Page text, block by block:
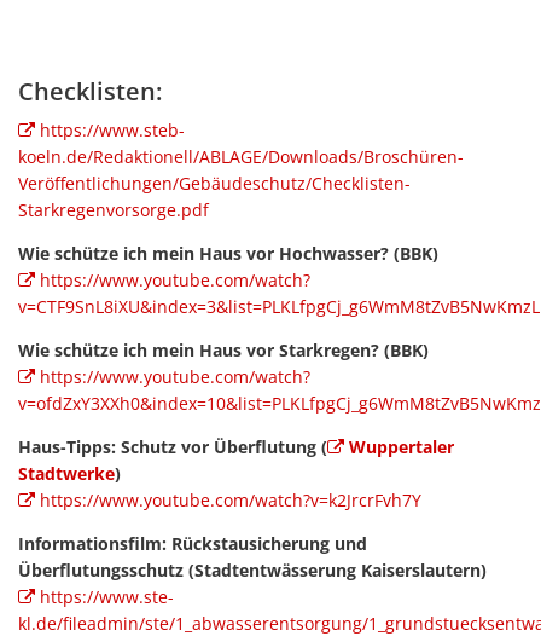
Checklisten:
https://www.steb-
koeln.de/Redaktionell/ABLAGE/Downloads/Broschüren-
Veröffentlichungen/Gebäudeschutz/Checklisten-
Starkregenvorsorge.pdf
Wie schütze ich mein Haus vor Hochwasser? (BBK)
https://www.youtube.com/watch?
Wie schütze ich mein Haus vor Starkregen? (BBK)
https://www.youtube.com/watch?
Haus-Tipps: Schutz vor Überflutung (
Wuppertaler
Stadtwerke)
https://www.youtube.com/watch?v=k2JrcrFvh7Y
Informationsfilm: Rückstausicherung und
Überflutungsschutz (Stadtentwässerung Kaiserslautern)
https://www.ste-
kl.de/fileadmin/ste/1_abwasserentsorgung/